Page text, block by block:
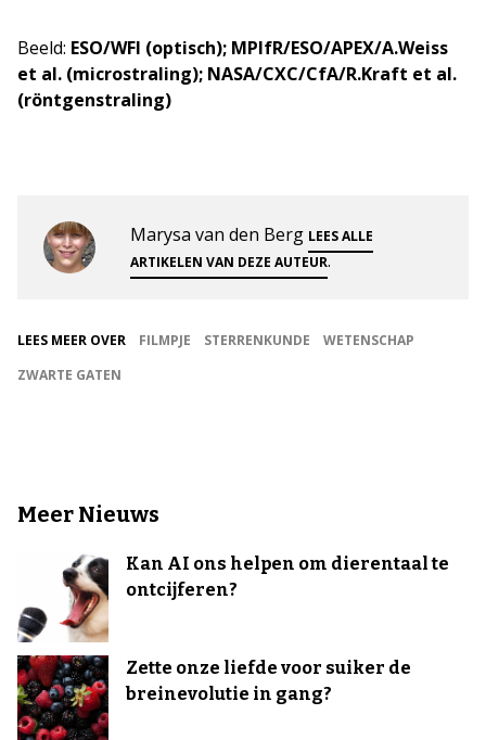
Beeld: ESO/WFI (optisch); MPIfR/ESO/APEX/A.Weiss
et al. (microstraling); NASA/CXC/CfA/R.Kraft et al.
(röntgenstraling)
Marysa van den Berg LEES ALLE
ARTIKELEN VAN DEZE AUTEUR.
LEES MEER OVER FILMPJE STERRENKUNDE
WETENSCHAP
ZWARTE GATEN
Meer Nieuws
Kan AI ons helpen om dierentaal te
ontcijferen?
Zette onze liefde voor suiker de
breinevolutie in gang?